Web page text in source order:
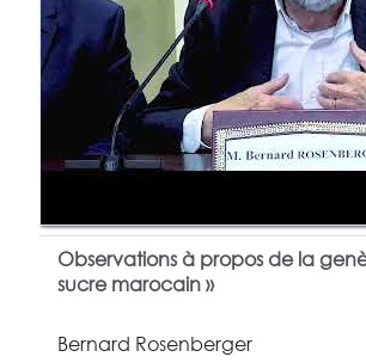
Observations à propos de la
sucre marocain »
Bernard Rosenberger